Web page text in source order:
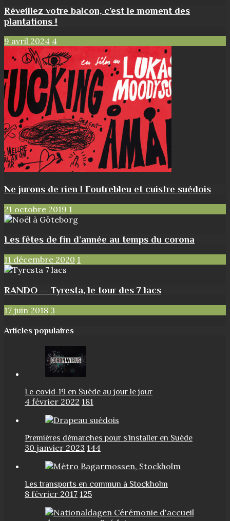
Réveillez votre balcon, c’est le moment des
plantations !
9 avril 2024 4
Ne jurons de rien ! Foutrebleu et cuistre suédois
21 octobre 2019 1
Les fêtes de fin d’année au temps du corona
11 décembre 2020 1
RANDO — Tyresta, le tour des 7 lacs
17 juin 2018 3
Articles populaires
Le covid-19 en Suède au jour le jour
4 février 2022 181
Premières démarches pour s’installer en Suède
30 janvier 2023 144
Les transports en commun à Stockholm
8 février 2017 125